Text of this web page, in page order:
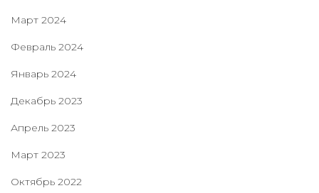
Март 2024
Февраль 2024
Январь 2024
Декабрь 2023
Апрель 2023
Март 2023
Октябрь 2022